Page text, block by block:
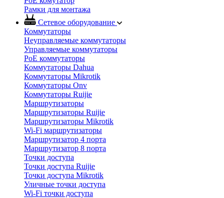
Рамки для монтажа
Сетевое оборудование
Коммутаторы
Неуправляемые коммутаторы
Управляемые коммутаторы
PoE коммутаторы
Коммутаторы Dahua
Коммутаторы Mikrotik
Коммутаторы Onv
Коммутаторы Ruijie
Маршрутизаторы
Маршрутизаторы Ruijie
Маршрутизаторы Mikrotik
Wi-Fi маршрутизаторы
Маршрутизатор 4 порта
Маршрутизатор 8 порта
Точки доступа
Точки доступа Ruijie
Точки доступа Mikrotik
Уличные точки доступа
Wi-Fi точки доступа